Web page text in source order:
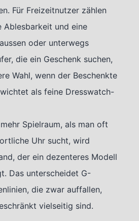
Für Freizeitnutzer zählen
Ablesbarkeit und eine
oder unterwegs
die ein Geschenk suchen,
Wahl, wenn der Beschenkte
als feine Dresswatch-
Spielraum, als man oft
Uhr sucht, wird
der ein dezenteres Modell
Das unterscheidet G-
die zwar auffallen,
vielseitig sind.